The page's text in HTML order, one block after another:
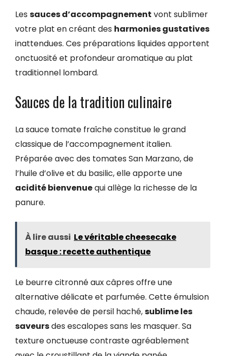
Les sauces d’accompagnement vont sublimer
votre plat en créant des harmonies gustatives
inattendues. Ces préparations liquides apportent
onctuosité et profondeur aromatique au plat
traditionnel lombard.
Sauces de la tradition culinaire
La sauce tomate fraîche constitue le grand
classique de l’accompagnement italien.
Préparée avec des tomates San Marzano, de
l’huile d’olive et du basilic, elle apporte une
acidité bienvenuequi allège la richesse de la
panure.
À lire aussi Le véritable cheesecake
basque : recette authentique
Le beurre citronné aux câpres offre une
alternative délicate et parfumée. Cette émulsion
chaude, relevée de persil haché,sublime les
saveursdes escalopes sans les masquer. Sa
texture onctueuse contraste agréablement